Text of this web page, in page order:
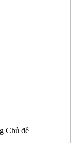
Chủ đề